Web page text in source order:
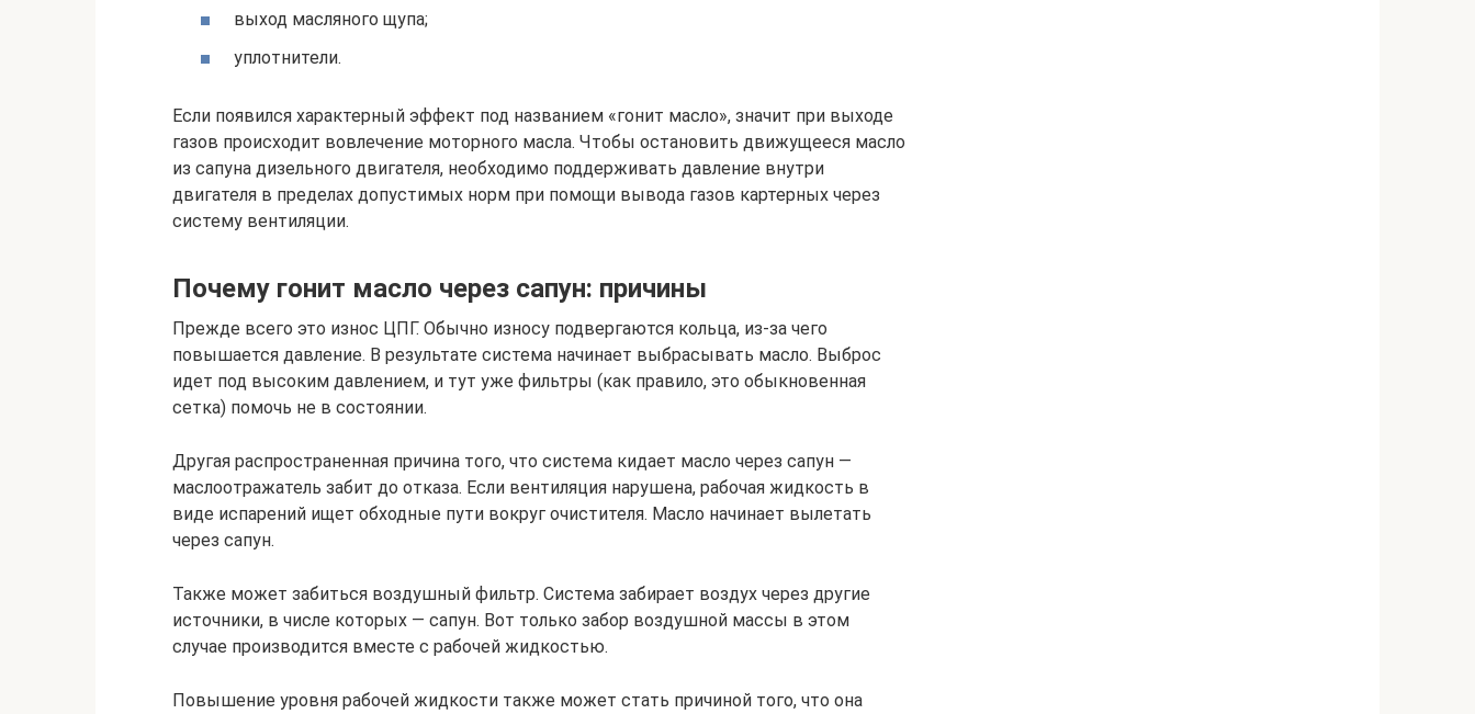
выход масляного щупа;
уплотнители.
Если появился характерный эффект под названием «гонит масло», значит при выходе
газов происходит вовлечение моторного масла. Чтобы остановить движущееся масло
из сапуна дизельного двигателя, необходимо поддерживать давление внутри
двигателя в пределах допустимых норм при помощи вывода газов картерных через
систему вентиляции.
Почему гонит масло через сапун: причины
Прежде всего это износ ЦПГ. Обычно износу подвергаются кольца, из-за чего
повышается давление. В результате система начинает выбрасывать масло. Выброс
идет под высоким давлением, и тут уже фильтры (как правило, это обыкновенная
сетка) помочь не в состоянии.
Другая распространенная причина того, что система кидает масло через сапун —
маслоотражатель забит до отказа. Если вентиляция нарушена, рабочая жидкость в
виде испарений ищет обходные пути вокруг очистителя. Масло начинает вылетать
через сапун.
Также может забиться воздушный фильтр. Система забирает воздух через другие
источники, в числе которых — сапун. Вот только забор воздушной массы в этом
случае производится вместе с рабочей жидкостью.
Повышение уровня рабочей жидкости также может стать причиной того, что она